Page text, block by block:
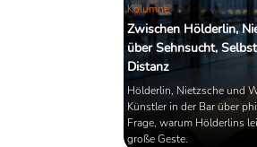
Kolumne
Zwischen Hölderlin,
über Sehnsucht,
Distanz
Hölderlin, Nietzsche und
Künstler in der Bar über
Frage, warum Hölderlins
große Geste.